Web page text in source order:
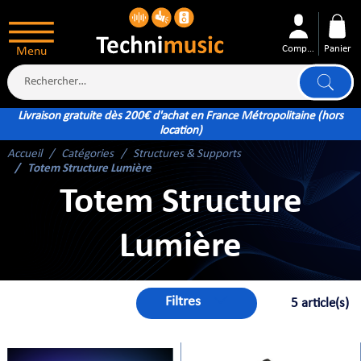
Menu Compte Panier
Livraison gratuite dès 200€ d'achat en France Métropolitaine (hors
location)
Accueil
Catégories
Structures & Supports
Totem Structure Lumière
Totem Structure
Lumière
Filtres 5 article(s)